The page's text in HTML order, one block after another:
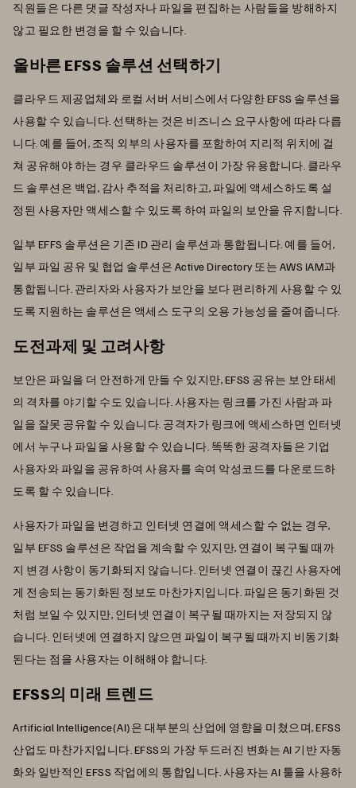
직원들은 다른 댓글 작성자나 파일을 편집하는 사람들을 방해하지
않고 필요한 변경을 할 수 있습니다.
올바른 EFSS 솔루션 선택하기
클라우드 제공업체와 로컬 서버 서비스에서 다양한 EFSS 솔루션을
사용할 수 있습니다. 선택하는 것은 비즈니스 요구사항에 따라 다릅
니다. 예를 들어, 조직 외부의 사용자를 포함하여 지리적 위치에 걸
쳐 공유해야 하는 경우 클라우드 솔루션이 가장 유용합니다. 클라우
드 솔루션은 백업, 감사 추적을 처리하고, 파일에 액세스하도록 설
정된 사용자만 액세스할 수 있도록 하여 파일의 보안을 유지합니다.
일부 EFFS 솔루션은 기존 ID 관리 솔루션과 통합됩니다. 예를 들어,
일부 파일 공유 및 협업 솔루션은 Active Directory 또는 AWS IAM과
통합됩니다. 관리자와 사용자가 보안을 보다 편리하게 사용할 수 있
도록 지원하는 솔루션은 액세스 도구의 오용 가능성을 줄여줍니다.
도전과제 및 고려사항
보안은 파일을 더 안전하게 만들 수 있지만, EFSS 공유는 보안 태세
의 격차를 야기할 수도 있습니다. 사용자는 링크를 가진 사람과 파
일을 잘못 공유할 수 있습니다. 공격자가 링크에 액세스하면 인터넷
에서 누구나 파일을 사용할 수 있습니다. 똑똑한 공격자들은 기업
사용자와 파일을 공유하여 사용자를 속여 악성코드를 다운로드하
도록 할 수 있습니다.
사용자가 파일을 변경하고 인터넷 연결에 액세스할 수 없는 경우,
일부 EFSS 솔루션은 작업을 계속할 수 있지만, 연결이 복구될 때까
지 변경 사항이 동기화되지 않습니다. 인터넷 연결이 끊긴 사용자에
게 전송되는 동기화된 정보도 마찬가지입니다. 파일은 동기화된 것
처럼 보일 수 있지만, 인터넷 연결이 복구될 때까지는 저장되지 않
습니다. 인터넷에 연결하지 않으면 파일이 복구될 때까지 비동기화
된다는 점을 사용자는 이해해야 합니다.
EFSS의 미래 트렌드
Artificial Intelligence(AI)은 대부분의 산업에 영향을 미쳤으며, EFSS
산업도 마찬가지입니다. EFSS의 가장 두드러진 변화는 AI 기반 자동
화와 일반적인 EFSS 작업에의 통합입니다. 사용자는 AI 툴을 사용하